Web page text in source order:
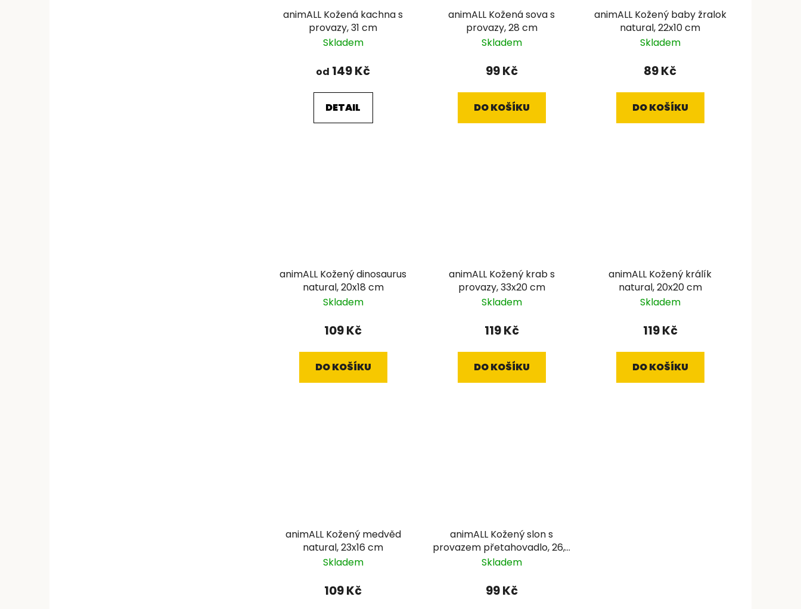
animALL Kožená kachna s
provazy, 31 cm
Skladem
od 149 Kč
DETAIL
animALL Kožená sova s
provazy, 28 cm
Skladem
99 Kč
DO KOŠÍKU
animALL Kožený baby žralok
natural, 22x10 cm
Skladem
89 Kč
DO KOŠÍKU
animALL Kožený dinosaurus
natural, 20x18 cm
Skladem
109 Kč
DO KOŠÍKU
animALL Kožený krab s
provazy, 33x20 cm
Skladem
119 Kč
DO KOŠÍKU
animALL Kožený králík
natural, 20x20 cm
Skladem
119 Kč
DO KOŠÍKU
animALL Kožený medvěd
natural, 23x16 cm
Skladem
109 Kč
animALL Kožený slon s
provazem přetahovadlo, 26,5
cm
Skladem
99 Kč